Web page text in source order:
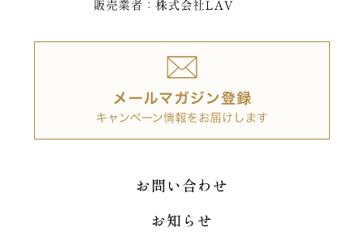
お問い合わせ
お知らせ